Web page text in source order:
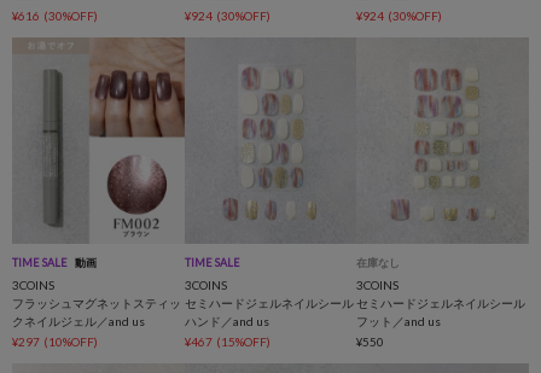
¥616 (30%OFF)
¥924 (30%OFF)
¥924 (30%OFF)
TIME SALE 動画
3COINS
フラッシュマグネットスティッ
クネイルジェル／and us
¥297 (10%OFF)
TIME SALE
3COINS
セミハードジェルネイルシール
ハンド／and us
¥467 (15%OFF)
在庫なし
3COINS
セミハードジェルネイルシール
フット／and us
¥550